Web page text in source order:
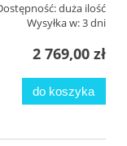
duża ilość
Wysyłka w:3 dni
2 769,00 zł
do koszyka